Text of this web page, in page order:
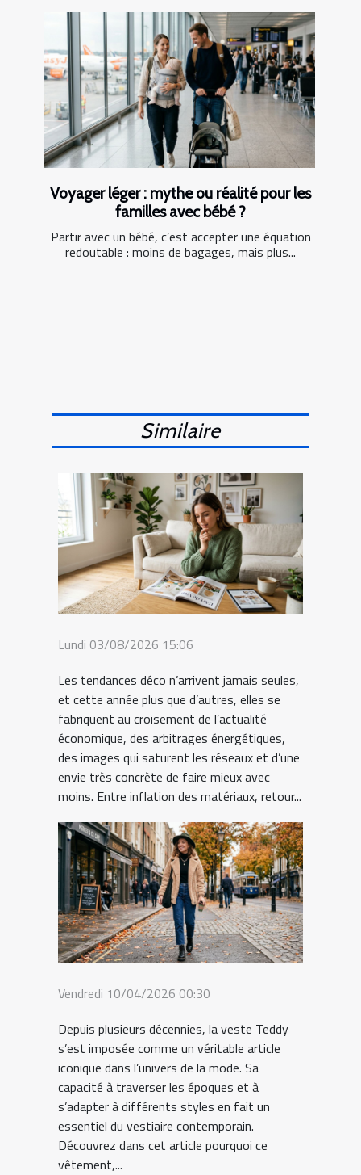
Voyager léger : mythe ou réalité pour les
familles avec bébé ?
Partir avec un bébé, c’est accepter une équation
redoutable : moins de bagages, mais plus...
Similaire
Lundi 03/08/2026 15:06
Les tendances déco n’arrivent jamais seules,
et cette année plus que d’autres, elles se
fabriquent au croisement de l’actualité
économique, des arbitrages énergétiques,
des images qui saturent les réseaux et d’une
envie très concrète de faire mieux avec
moins. Entre inflation des matériaux, retour...
Vendredi 10/04/2026 00:30
Depuis plusieurs décennies, la veste Teddy
s’est imposée comme un véritable article
iconique dans l’univers de la mode. Sa
capacité à traverser les époques et à
s’adapter à différents styles en fait un
essentiel du vestiaire contemporain.
Découvrez dans cet article pourquoi ce
vêtement,...